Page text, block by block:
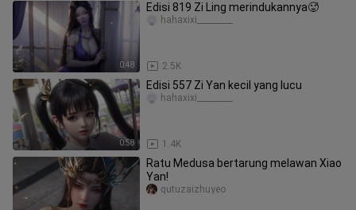
0:48
Edisi 819 Zi Ling merindukannya🥵
2.5K
hahaxixi_________
0:58
Edisi 557 Zi Yan kecil yang lucu
1.4K
hahaxixi_________
Ratu Medusa bertarung melawan Xiao
Yan!
qutuzaizhuyeo